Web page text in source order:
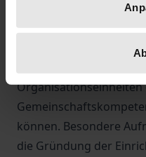
das Gemeinschaftliche
Nach einer kurzen
Einrichtungen geht der
können. Besondere
die Gründung der